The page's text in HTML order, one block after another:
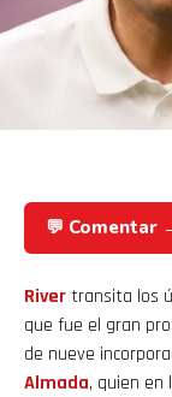
💬 Comentar
Rivertransita los
que fue el gran
de nueve
Almada, quien en